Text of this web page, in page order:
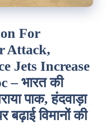
For
Attack,
Jets Increase
– भारत की
पाक, हंदवाड़ा
विमानों की